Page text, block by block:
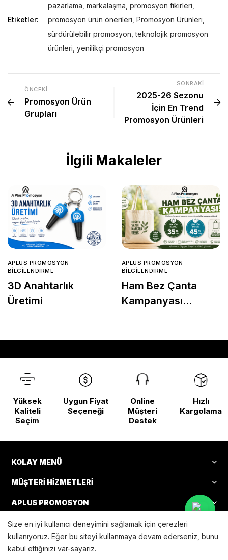
Etiketler:
pazarlama markalaşma promosyon fikirleri
promosyon ürün önerileri Promosyon Ürünleri
sürdürülebilir promosyon ,teknolojik promosyon
ürünleri yenilikçi promosyon
ÖNCEKI
Promosyon Ürün
Grupları
SONRAKI
2025-26 Sezonu
İçin En Trend
Promosyon Ürünleri
İlgili Makaleler
APLUS PROMOSYON
BILGILENDIRME
3D Anahtarlık
Üretimi
APLUS PROMOSYON
BILGILENDIRME
Ham Bez Çanta
Kampanyası
Yüksek
Kaliteli
Seçim
Uygun Fiyat
Seçeneği
Online
Müşteri
Destek
Hızlı
Kargolama
KOLAY MENÜ
MÜŞTERI HIZMETLERI
APLUS PROMOSYON
PROMOSYON BÜLTEN
Size en iyi kullanıcı deneyimini sağlamak için çerezleri
kullanıyoruz. Eğer bu siteyi kullanmaya devam ederseniz, bunu
kabul ettiğinizi var-sayarız.